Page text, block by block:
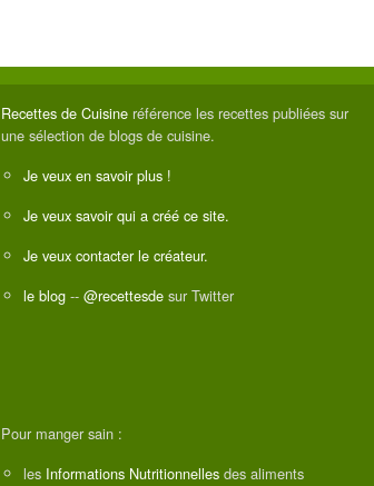
Recettes de Cuisine référence les recettes publiées sur
une sélection de blogs de cuisine.
Je veux en savoir plus !
Je veux savoir qui a créé ce site.
Je veux contacter le créateur.
le blog -- @recettesde sur Twitter
Pour manger sain :
les Informations Nutritionnelles des aliments